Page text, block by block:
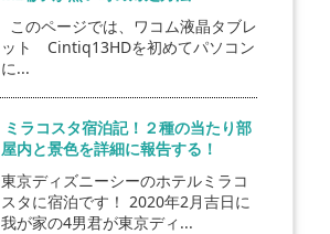
このページでは、ワコム液晶タブレ
ット Cintiq13HDを初めてパソコン
に...
ミラコスタ宿泊記！２種の当たり部
屋内と景色を詳細に報告する！
東京ディズニーシーのホテルミラコ
スタに宿泊です！ 2020年2月吉日に
我が家の4男君が東京ディ...